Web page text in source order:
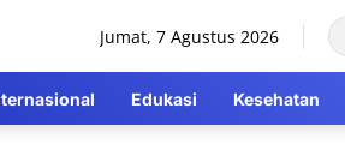
Jumat, 7 Agustus 2026
Edukasi Kesehatan